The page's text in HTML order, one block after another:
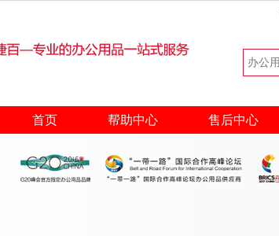
首页 帮助中心 售后中心